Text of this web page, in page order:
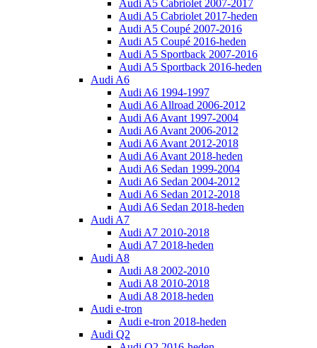
Audi A5 Cabriolet 2007-2017
Audi A5 Cabriolet 2017-heden
Audi A5 Coupé 2007-2016
Audi A5 Coupé 2016-heden
Audi A5 Sportback 2007-2016
Audi A5 Sportback 2016-heden
Audi A6
Audi A6 1994-1997
Audi A6 Allroad 2006-2012
Audi A6 Avant 1997-2004
Audi A6 Avant 2006-2012
Audi A6 Avant 2012-2018
Audi A6 Avant 2018-heden
Audi A6 Sedan 1999-2004
Audi A6 Sedan 2004-2012
Audi A6 Sedan 2012-2018
Audi A6 Sedan 2018-heden
Audi A7
Audi A7 2010-2018
Audi A7 2018-heden
Audi A8
Audi A8 2002-2010
Audi A8 2010-2018
Audi A8 2018-heden
Audi e-tron
Audi e-tron 2018-heden
Audi Q2